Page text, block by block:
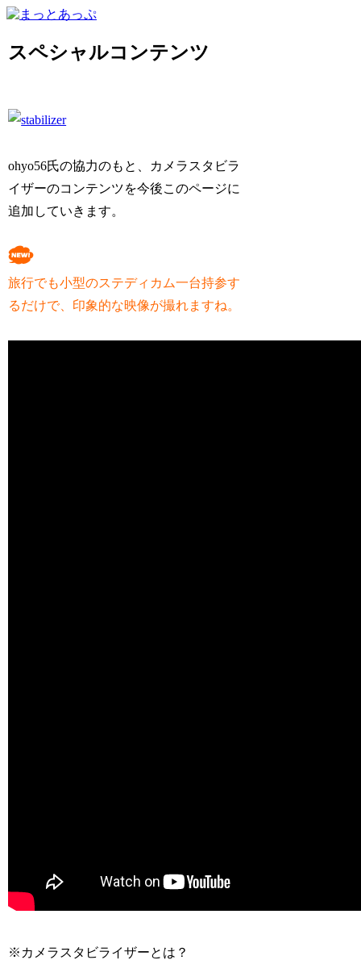
スペシャルコンテンツ
ohyo56氏の協力のもと、カメラスタビラ
イザーのコンテンツを今後このページに
追加していきます。
旅行でも小型のステディカム一台持参す
るだけで、印象的な映像が撮れますね。
※カメラスタビライザーとは？